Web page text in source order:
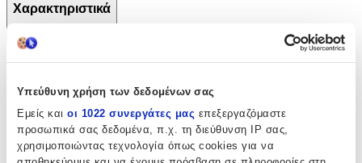
Υπεύθυνη χρήση των δεδομένων σας
Εμείς και οι 1022 συνεργάτες μας επεξεργαζόμαστε
προσωπικά σας δεδομένα, π.χ. τη διεύθυνση IP σας,
χρησιμοποιώντας τεχνολογία όπως cookies για να
Χαρακτηριστικά
Χαρακτηριστικά
Guy Laroche